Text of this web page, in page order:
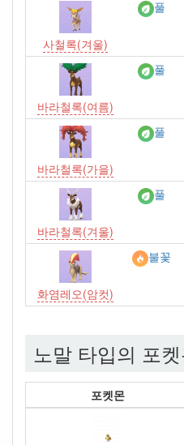
사철록(겨울)
풀
바라철록(여름)
풀
바라철록(가을)
풀
바라철록(겨울)
풀
화염레오(암컷)
불꽃
노말 타입의 포
포켓몬